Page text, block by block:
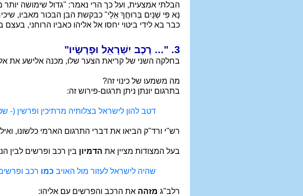
הבלתי אמצעית, ועל כך הרי נאמר: "גדול שימושה יותר
נָא פִּי שְׁנַיִם בְּרוּחֲךָ אֵלָי" כבקשת הבן הבכור מאביו,
כבר בא לידי ביטוי יחסו אל אליהו כאביו הרוחני,
3. "... רֶכֶב יִשְׁרָאֵל וּפָרָשָׂיו"
בחלקה השני של קריאת הצער שלו, מכנה אלישע את
מה משמעו של כינוי זה?
בתרגום יונתן ניתן תרגום-פירוש זה:
דטב להון לישראל בצלותיה מרתיכין ופרשין
רש"י ורד"ק הביאו את דברי התרגום הארמי כלשונו,
בעל המצודות מציין את הדמיון בין רכב ופרשים לבין
שהיה לישראל לעזור מול האויב כמו רכב
רלב"ג מזהה את הרכב והפרשים עם אליהו: